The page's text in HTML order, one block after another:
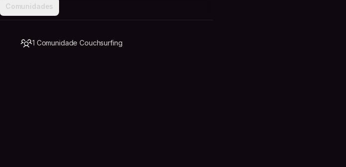
Comunidades
1 Comunidade Couchsurfing